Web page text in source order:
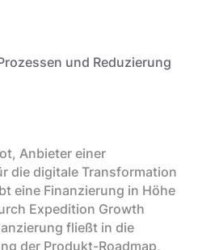
und Reduzierung
Anbieter einer
die digitale Transformation
eine Finanzierung in Höhe
Expedition Growth
fließt in die
der Produkt-Roadmap,